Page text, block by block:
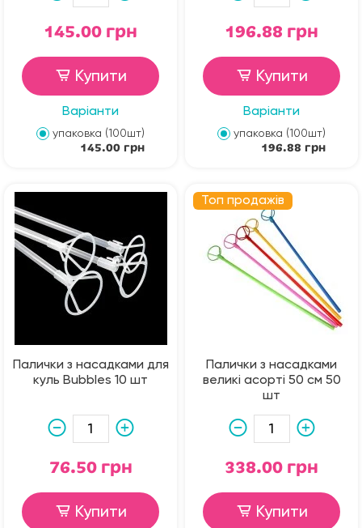
145.00 грн
Купити
Варіанти
упаковка (100шт)
145.00 грн
196.88 грн
Купити
Варіанти
упаковка (100шт)
196.88 грн
Палички з насадками для
куль Bubbles 10 шт
76.50 грн
Купити
Топ продажів
Палички з насадками
великі асорті 50 см 50
шт
338.00 грн
Купити